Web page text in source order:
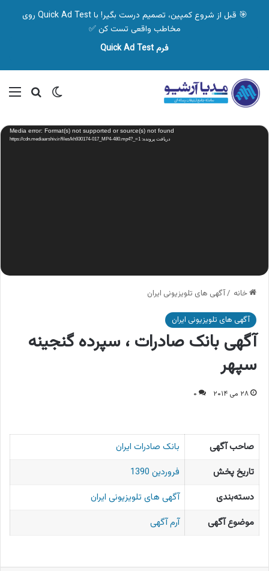
🎯 قبل از شروع کمپین، تصمیم درست بگیر! با Quick Ad Test روی
مخاطب واقعی تست کن ✅
فرم Quick Ad Test
تغییر پوسته
نمایشگر
ویدیو Media error: Format(s) not supported or source(s) not found
دریافت پرونده: https://cdn.mediaarshiv.ir/files/kh930174-017_MP4-480.mp4?_=1
خانه /آگهی های تلویزیونی ایران
آگهی های تلویزیونی ایران
آگهی بانک صادرات ، سپرده گنجینه
سپهر
۲۸ می ۲۰۱۴ ۰
صاحب آگهی
بانک صادرات ایران
تاریخ پخش
فروردین 1390
دسته‌بندی
آگهی های تلویزیونی ایران
موضوع آگهی
آرم آگهی